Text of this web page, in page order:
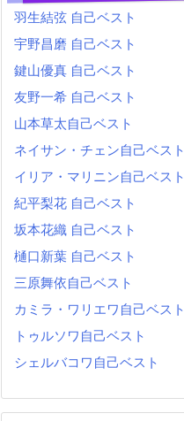
羽生結弦 自己ベスト
宇野昌磨 自己ベスト
鍵山優真 自己ベスト
友野一希 自己ベスト
山本草太自己ベスト
ネイサン・チェン自己ベスト
イリア・マリニン自己ベスト
紀平梨花 自己ベスト
坂本花織 自己ベスト
樋口新葉 自己ベスト
三原舞依自己ベスト
カミラ・ワリエワ自己ベスト
トゥルソワ自己ベスト
シェルバコワ自己ベスト